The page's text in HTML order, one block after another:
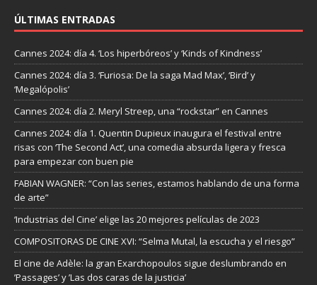
ÚLTIMAS ENTRADAS
Cannes 2024: día 4. ‘Los hiperbóreos’ y ‘Kinds of Kindness’
Cannes 2024: día 3. ‘Furiosa: De la saga Mad Max’, ‘Bird’ y
‘Megalópolis’
Cannes 2024: día 2. Meryl Streep, una “rockstar” en Cannes
Cannes 2024: día 1. Quentin Dupieux inaugura el festival entre
risas con ‘The Second Act’, una comedia absurda ligera y fresca
para empezar con buen pie
FABIAN WAGNER: “Con las series, estamos hablando de una forma
de arte”
‘Industrias del Cine’ elige las 20 mejores películas de 2023
COMPOSITORAS DE CINE XVI: “Selma Mutal, la escucha y el riesgo”
El cine de Adèle: la gran Exarchopoulos sigue deslumbrando en
’Passages’ y ’Las dos caras de la justicia’